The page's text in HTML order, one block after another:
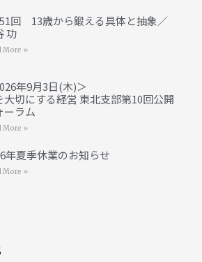
回 13歳から鍛える具体と抽象／
功
More »
年9月3日(木)＞
大切にする経営 東北支部第10回公開
ーラム
More »
年夏季休業のお知らせ
More »